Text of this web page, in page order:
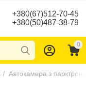
+380(67)512-70-45
+380(50)487-38-79
0
/